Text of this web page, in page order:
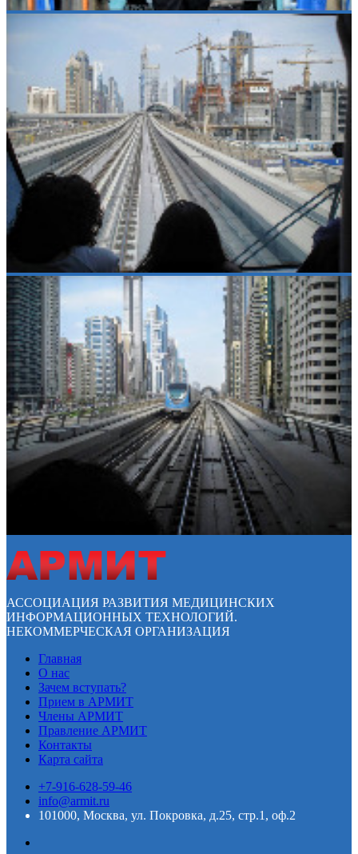
АССОЦИАЦИЯ РАЗВИТИЯ МЕДИЦИНСКИХ
ИНФОРМАЦИОННЫХ ТЕХНОЛОГИЙ.
НЕКОММЕРЧЕСКАЯ ОРГАНИЗАЦИЯ
Главная
О нас
Зачем вступать?
Прием в АРМИТ
Члены АРМИТ
Правление АРМИТ
Контакты
Карта сайта
+7-916-628-59-46
info@armit.ru
101000, Москва, ул. Покровка, д.25, стр.1, оф.2